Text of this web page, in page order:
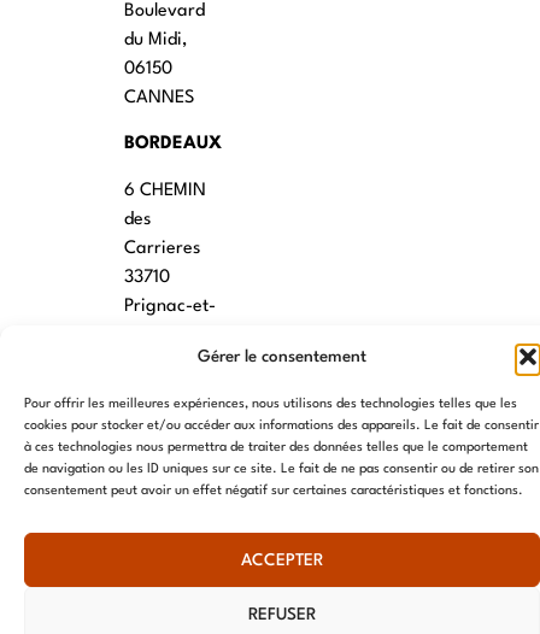
Gérer le consentement
Pour offrir les meilleures expériences, nous utilisons des technologies telles que les
cookies pour stocker et/ou accéder aux informations des appareils. Le fait de consentir
à ces technologies nous permettra de traiter des données telles que le comportement
de navigation ou les ID uniques sur ce site. Le fait de ne pas consentir ou de retirer son
consentement peut avoir un effet négatif sur certaines caractéristiques et fonctions.
ACCEPTER
REFUSER
Boulevard
du Midi,
06150
CANNES
BORDEAUX
6 CHEMIN
des
Carrieres
33710
Prignac-et-
7 rue des
écoles
34790
© AME 2024, tous droits réservés